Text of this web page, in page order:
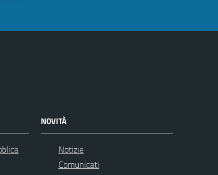
NOVITÀ
Notizie
Comunicati